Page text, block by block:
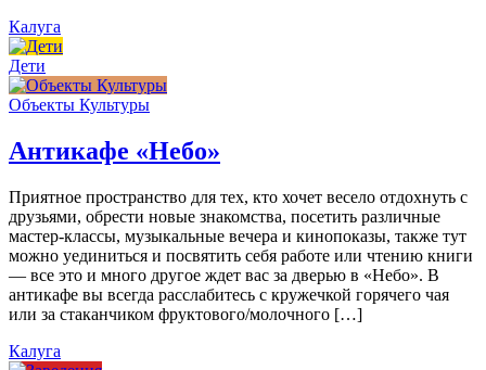
Калуга
Дети
Объекты Культуры
Антикафе «Небо»
Приятное пространство для тех, кто хочет весело отдохнуть с
друзьями, обрести новые знакомства, посетить различные
мастер-классы, музыкальные вечера и кинопоказы, также тут
можно уединиться и посвятить себя работе или чтению книги
— все это и много другое ждет вас за дверью в «Небо». В
антикафе вы всегда расслабитесь с кружечкой горячего чая
или за стаканчиком фруктового/молочного […]
Калуга